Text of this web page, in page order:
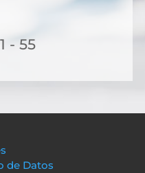
- 55
de Datos